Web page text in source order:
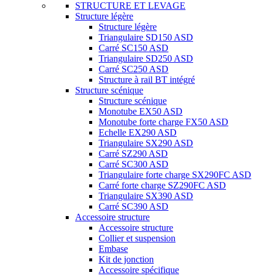
STRUCTURE ET LEVAGE
Structure légère
Structure légère
Triangulaire SD150 ASD
Carré SC150 ASD
Triangulaire SD250 ASD
Carré SC250 ASD
Structure à rail BT intégré
Structure scénique
Structure scénique
Monotube EX50 ASD
Monotube forte charge FX50 ASD
Echelle EX290 ASD
Triangulaire SX290 ASD
Carré SZ290 ASD
Carré SC300 ASD
Triangulaire forte charge SX290FC ASD
Carré forte charge SZ290FC ASD
Triangulaire SX390 ASD
Carré SC390 ASD
Accessoire structure
Accessoire structure
Collier et suspension
Embase
Kit de jonction
Accessoire spécifique